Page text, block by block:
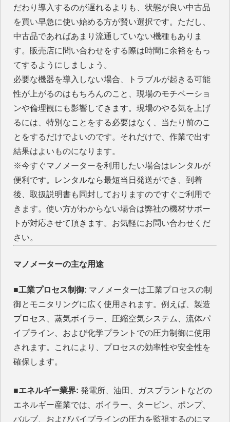
だわり導入するのが遅れるよりも、状態が良い中古品
を買い早急に使い始める方が賢い選択です。ただし、
中古品であればあまり流通していない機種もありま
す。販売店に問い合わせをする際は時間に余裕をもっ
てするようにしましょう。
必要な機器を導入しない場合、トラブルが起きる可能
性が上がるのはもちろんのこと、現場のモチベーショ
ンや倫理観にも影響してきます。現場のやる気を上げ
るには、特別なことをする必要はなく、当たり前のこ
とをするだけでよいのです。それだけで、作業で出す
結果はよいものになります。
※今すぐマノメーターを利用したい場合はレンタルが
便利です。レンタルなら最短当日発送ができ、到着
後、取扱説明書も同封しておりますのですぐご利用で
きます。使い方がわからない場合は弊社の機材サポー
トが対応させて頂きます。お気軽にお問い合わせくだ
さい。
マノメーターの主な用途
■工業プロセス制御: マノメーターは工業プロセスの制
御とモニタリングに広く使用されます。例えば、製造
プロセス、蒸気ボイラー、圧縮空気システム、流体パ
イプライン、および化学プラントでの圧力制御に使用
されます。これにより、プロセスの効率性や安全性を
確保します。
■エネルギー業界: 発電所、油田、ガスプラントなどの
エネルギー産業では、ボイラー、タービン、ポンプ、
バルブ、およびパイプラインの圧力を監視するのにマ